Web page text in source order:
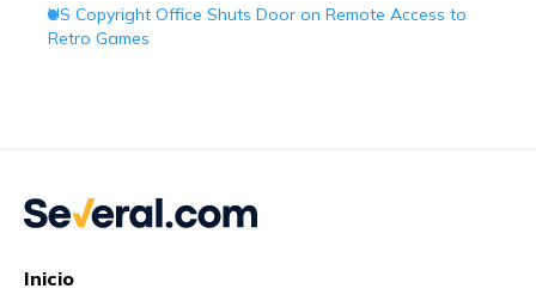
US Copyright Office Shuts Door on Remote Access to
Retro Games
Inicio